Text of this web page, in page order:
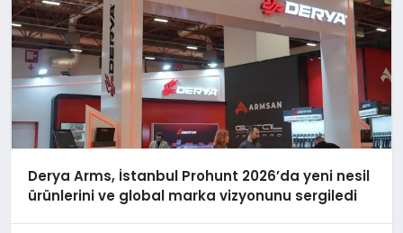
Derya Arms, İstanbul Prohunt 2026’da yeni nesil
ürünlerini ve global marka vizyonunu sergiledi